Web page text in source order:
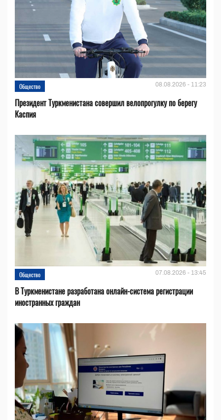
Общество 08.08.2026 - 11:23
Президент Туркменистана совершил велопрогулку по берегу
Каспия
Общество 07.08.2026 - 13:45
В Туркменистане разработана онлайн-система регистрации
иностранных граждан